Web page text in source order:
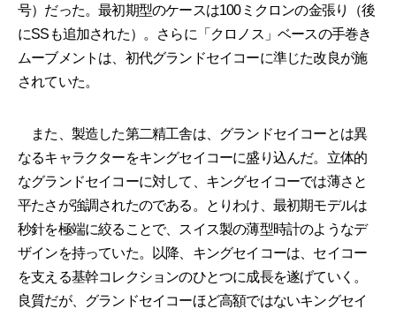
号）だった。最初期型のケースは100ミクロンの金張り（後
にSSも追加された）。さらに「クロノス」ベースの手巻き
ムーブメントは、初代グランドセイコーに準じた改良が施
されていた。
また、製造した第二精工舎は、グランドセイコーとは異
なるキャラクターをキングセイコーに盛り込んだ。立体的
なグランドセイコーに対して、キングセイコーでは薄さと
平たさが強調されたのである。とりわけ、最初期モデルは
秒針を極端に絞ることで、スイス製の薄型時計のようなデ
ザインを持っていた。以降、キングセイコーは、セイコー
を支える基幹コレクションのひとつに成長を遂げていく。
良質だが、グランドセイコーほど高額ではないキングセイ